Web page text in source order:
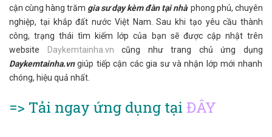
cận cùng hàng trăm gia sư dạy kèm đàn tại nhàphong phú, chuyên
nghiệp, tại khắp đất nước Việt Nam. Sau khi tạo yêu cầu thành
công, trạng thái tìm kiếm lớp của bạn sẽ được cập nhật trên
website
Daykemtainha.vn cũng như trang chủ ứng dụng
Daykemtainha.vngiúp tiếp cận các gia sư và nhận lớp mới nhanh
chóng, hiệu quả nhất.
=> Tải ngay ứng dụng tại ĐÂY